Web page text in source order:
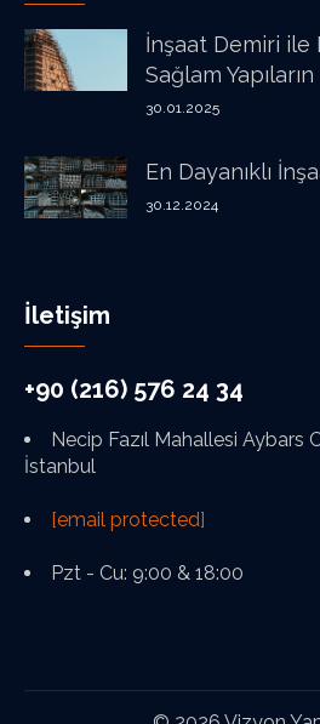
İnşaat Demiri ile
Sağlam Yapıların
30.01.2025
En Dayanıklı
30.12.2024
İletişim
+90 (216) 576 24 34
Necip Fazıl Mahallesi Aybars
İstanbul
[email protected]
Pzt - Cu: 9:00 & 18:00